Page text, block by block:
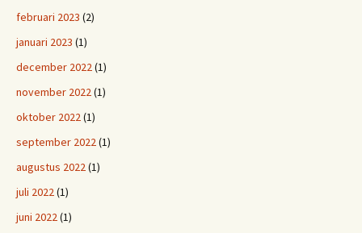
februari 2023 (2)
januari 2023 (1)
december 2022(1)
november 2022(1)
oktober 2022(1)
september 2022(1)
augustus 2022(1)
juli 2022(1)
juni 2022(1)